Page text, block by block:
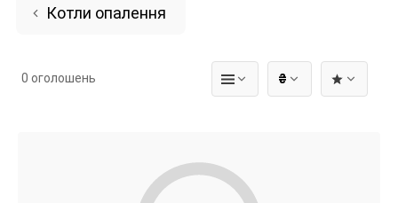
Котли опалення
₴
0 оголошень